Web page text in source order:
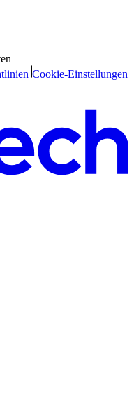
Cookie-Einstellungen